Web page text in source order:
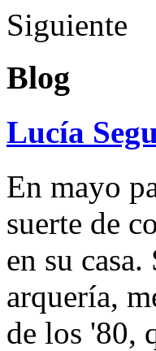
Siguiente
Blog
Lucía
En mayo
suerte de
en su
arquería,
de los '80,